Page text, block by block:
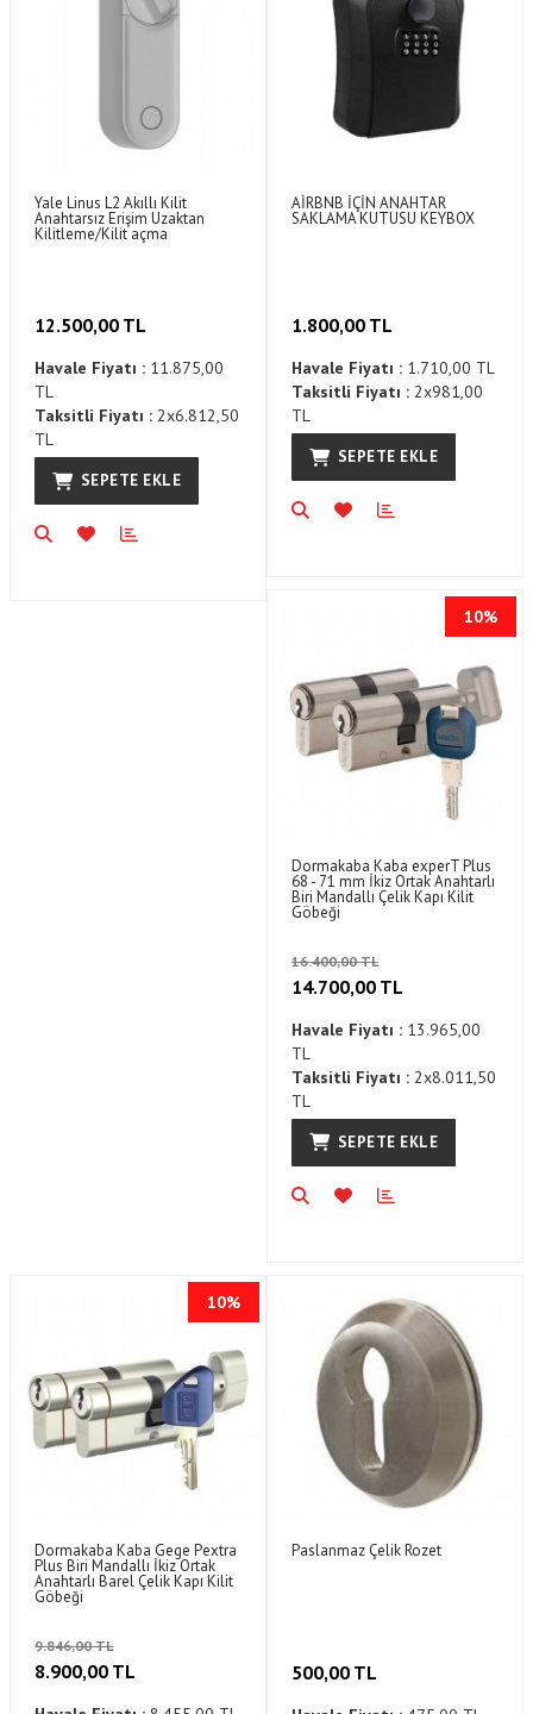
Yale Linus L2 Akıllı Kilit
Anahtarsız Erişim Uzaktan
Kilitleme/Kilit açma
12.500,00 TL
Havale Fiyatı : 11.875,00
TL
Taksitli Fiyatı : 2x6.812,50
TL
SEPETE EKLE
AİRBNB İÇİN ANAHTAR
SAKLAMA KUTUSU KEYBOX
1.800,00 TL
Havale Fiyatı : 1.710,00 TL
Taksitli Fiyatı : 2x981,00
TL
SEPETE EKLE
10%
Dormakaba Kaba experT Plus
68 - 71 mm İkiz Ortak Anahtarlı
Biri Mandallı Çelik Kapı Kilit
Göbeği
16.400,00 TL
14.700,00 TL
Havale Fiyatı : 13.965,00
TL
Taksitli Fiyatı : 2x8.011,50
TL
SEPETE EKLE
10%
Dormakaba Kaba Gege Pextra
Plus Biri Mandallı İkiz Ortak
Anahtarlı Barel Çelik Kapı Kilit
Göbeği
9.846,00 TL
8.900,00 TL
Paslanmaz Çelik Rozet
500,00 TL